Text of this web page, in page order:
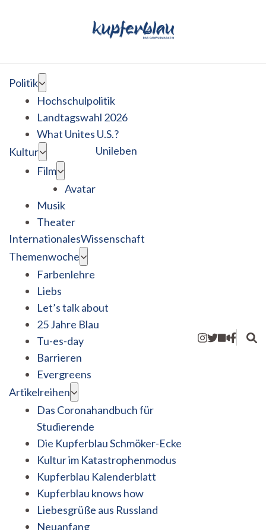
Politik
Hochschulpolitik
Landtagswahl 2026
What Unites U.S.?
Kultur
Film
Avatar
Musik
Theater
Unileben
InternationalesWissenschaft
Themenwoche
Farbenlehre
Liebs
Let’s talk about
25 Jahre Blau
Tu-es-day
Barrieren
Evergreens
Artikelreihen
Das Coronahandbuch für
Studierende
Die Kupferblau Schmöker-Ecke
Kultur im Katastrophenmodus
Kupferblau Kalenderblatt
Kupferblau knows how
Liebesgrüße aus Russland
Neuanfang